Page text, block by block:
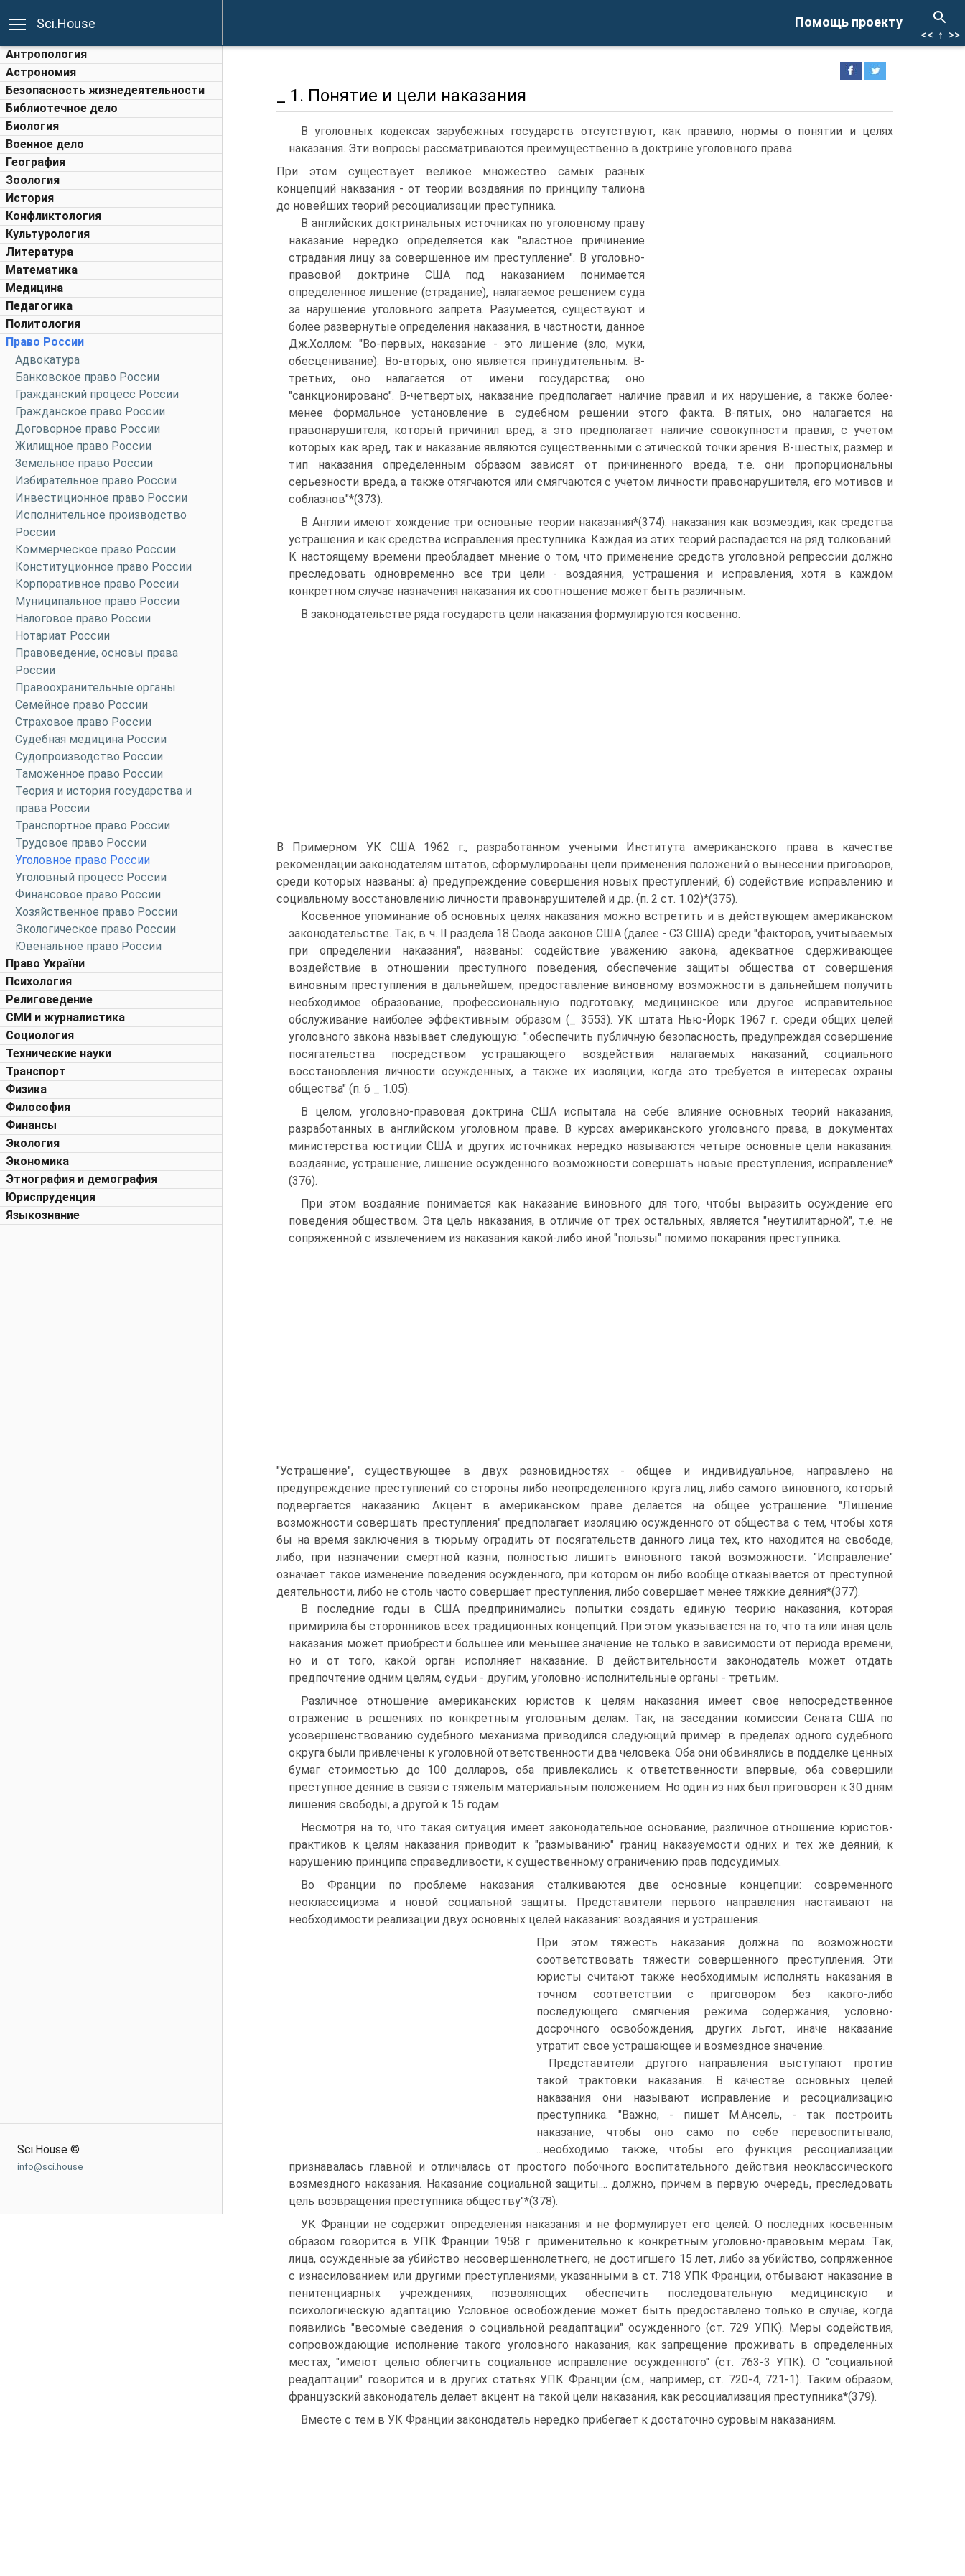
Помощь проекту
Sci.House
Антропология
Астрономия
Безопасность жизнедеятельности
Библиотечное дело
Биология
Военное дело
География
Зоология
История
Конфликтология
Культурология
Литература
Математика
Медицина
Педагогика
Политология
Право России
Адвокатура
Банковское право России
Гражданский процесс России
Гражданское право России
Договорное право России
Жилищное право России
Земельное право России
Избирательное право России
Инвестиционное право России
Исполнительное производство
России
Коммерческое право России
Конституционное право России
Корпоративное право России
Муниципальное право России
Налоговое право России
Нотариат России
Правоведение, основы права
России
Правоохранительные органы
Семейное право России
Страховое право России
Судебная медицина России
Судопроизводство России
Таможенное право России
Теория и история государства и
права России
Транспортное право России
Трудовое право России
Уголовное право России
Уголовный процесс России
Финансовое право России
Хозяйственное право России
Экологическое право России
Ювенальное право России
Право України
Психология
Религоведение
СМИ и журналистика
Социология
Технические науки
Транспорт
Физика
Философия
Финансы
Экология
Экономика
Этнография и демография
Юриспруденция
Языкознание
Sci.House ©
info@sci.house
<< ↑ >>
_ 1. Понятие и цели наказания
В уголовных кодексах зарубежных государств отсутствуют, как правило, нормы о понятии и целях
наказания. Эти вопросы рассматриваются преимущественно в доктрине уголовного права.
При этом существует великое множество самых разных
концепций наказания - от теории воздаяния по принципу талиона
до новейших теорий ресоциализации преступника.
В английских доктринальных источниках по уголовному праву
наказание нередко определяется как "властное причинение
страдания лицу за совершенное им преступление". В уголовно-
правовой доктрине США под наказанием понимается
определенное лишение (страдание), налагаемое решением суда
за нарушение уголовного запрета. Разумеется, существуют и
более развернутые определения наказания, в частности, данное
Дж.Холлом: "Во-первых, наказание - это лишение (зло, муки,
обесценивание). Во-вторых, оно является принудительным. В-
третьих, оно налагается от имени государства; оно
"санкционировано". В-четвертых, наказание предполагает наличие правил и их нарушение, а также более-
менее формальное установление в судебном решении этого факта. В-пятых, оно налагается на
правонарушителя, который причинил вред, а это предполагает наличие совокупности правил, с учетом
которых как вред, так и наказание являются существенными с этической точки зрения. В-шестых, размер и
тип наказания определенным образом зависят от причиненного вреда, т.е. они пропорциональны
серьезности вреда, а также отягчаются или смягчаются с учетом личности правонарушителя, его мотивов и
соблазнов"*(373).
В Англии имеют хождение три основные теории наказания*(374): наказания как возмездия, как средства
устрашения и как средства исправления преступника. Каждая из этих теорий распадается на ряд толкований.
К настоящему времени преобладает мнение о том, что применение средств уголовной репрессии должно
преследовать одновременно все три цели - воздаяния, устрашения и исправления, хотя в каждом
конкретном случае назначения наказания их соотношение может быть различным.
В законодательстве ряда государств цели наказания формулируются косвенно.
В Примерном УК США 1962 г., разработанном учеными Института американского права в качестве
рекомендации законодателям штатов, сформулированы цели применения положений о вынесении приговоров,
среди которых названы: а) предупреждение совершения новых преступлений, б) содействие исправлению и
социальному восстановлению личности правонарушителей и др. (п. 2 ст. 1.02)*(375).
Косвенное упоминание об основных целях наказания можно встретить и в действующем американском
законодательстве. Так, в ч. II раздела 18 Свода законов США (далее - СЗ США) среди "факторов, учитываемых
при определении наказания", названы: содействие уважению закона, адекватное сдерживающее
воздействие в отношении преступного поведения, обеспечение защиты общества от совершения
виновным преступления в дальнейшем, предоставление виновному возможности в дальнейшем получить
необходимое образование, профессиональную подготовку, медицинское или другое исправительное
обслуживание наиболее эффективным образом (_ 3553). УК штата Нью-Йорк 1967 г. среди общих целей
уголовного закона называет следующую: ":обеспечить публичную безопасность, предупреждая совершение
посягательства посредством устрашающего воздействия налагаемых наказаний, социального
восстановления личности осужденных, а также их изоляции, когда это требуется в интересах охраны
общества" (п. 6 _ 1.05).
В целом, уголовно-правовая доктрина США испытала на себе влияние основных теорий наказания,
разработанных в английском уголовном праве. В курсах американского уголовного права, в документах
министерства юстиции США и других источниках нередко называются четыре основные цели наказания:
воздаяние, устрашение, лишение осужденного возможности совершать новые преступления, исправление*
(376).
При этом воздаяние понимается как наказание виновного для того, чтобы выразить осуждение его
поведения обществом. Эта цель наказания, в отличие от трех остальных, является "неутилитарной", т.е. не
сопряженной с извлечением из наказания какой-либо иной "пользы" помимо покарания преступника.
"Устрашение", существующее в двух разновидностях - общее и индивидуальное, направлено на
предупреждение преступлений со стороны либо неопределенного круга лиц, либо самого виновного, который
подвергается наказанию. Акцент в американском праве делается на общее устрашение. "Лишение
возможности совершать преступления" предполагает изоляцию осужденного от общества с тем, чтобы хотя
бы на время заключения в тюрьму оградить от посягательств данного лица тех, кто находится на свободе,
либо, при назначении смертной казни, полностью лишить виновного такой возможности. "Исправление"
означает такое изменение поведения осужденного, при котором он либо вообще отказывается от преступной
деятельности, либо не столь часто совершает преступления, либо совершает менее тяжкие деяния*(377).
В последние годы в США предпринимались попытки создать единую теорию наказания, которая
примирила бы сторонников всех традиционных концепций. При этом указывается на то, что та или иная цель
наказания может приобрести большее или меньшее значение не только в зависимости от периода времени,
но и от того, какой орган исполняет наказание. В действительности законодатель может отдать
предпочтение одним целям, судьи - другим, уголовно-исполнительные органы - третьим.
Различное отношение американских юристов к целям наказания имеет свое непосредственное
отражение в решениях по конкретным уголовным делам. Так, на заседании комиссии Сената США по
усовершенствованию судебного механизма приводился следующий пример: в пределах одного судебного
округа были привлечены к уголовной ответственности два человека. Оба они обвинялись в подделке ценных
бумаг стоимостью до 100 долларов, оба привлекались к ответственности впервые, оба совершили
преступное деяние в связи с тяжелым материальным положением. Но один из них был приговорен к 30 дням
лишения свободы, а другой к 15 годам.
Несмотря на то, что такая ситуация имеет законодательное основание, различное отношение юристов-
практиков к целям наказания приводит к "размыванию" границ наказуемости одних и тех же деяний, к
нарушению принципа справедливости, к существенному ограничению прав подсудимых.
Во Франции по проблеме наказания сталкиваются две основные концепции: современного
неоклассицизма и новой социальной защиты. Представители первого направления настаивают на
необходимости реализации двух основных целей наказания: воздаяния и устрашения.
При этом тяжесть наказания должна по возможности
соответствовать тяжести совершенного преступления. Эти
юристы считают также необходимым исполнять наказания в
точном соответствии с приговором без какого-либо
последующего смягчения режима содержания, условно-
досрочного освобождения, других льгот, иначе наказание
утратит свое устрашающее и возмездное значение.
Представители другого направления выступают против
такой трактовки наказания. В качестве основных целей
наказания они называют исправление и ресоциализацию
преступника. "Важно, - пишет М.Ансель, - так построить
наказание, чтобы оно само по себе перевоспитывало;
...необходимо также, чтобы его функция ресоциализации
признавалась главной и отличалась от простого побочного воспитательного действия неоклассического
возмездного наказания. Наказание социальной защиты.... должно, причем в первую очередь, преследовать
цель возвращения преступника обществу"*(378).
УК Франции не содержит определения наказания и не формулирует его целей. О последних косвенным
образом говорится в УПК Франции 1958 г. применительно к конкретным уголовно-правовым мерам. Так,
лица, осужденные за убийство несовершеннолетнего, не достигшего 15 лет, либо за убийство, сопряженное
с изнасилованием или другими преступлениями, указанными в ст. 718 УПК Франции, отбывают наказание в
пенитенциарных учреждениях, позволяющих обеспечить последовательную медицинскую и
психологическую адаптацию. Условное освобождение может быть предоставлено только в случае, когда
появились "весомые сведения о социальной реадаптации" осужденного (ст. 729 УПК). Меры содействия,
сопровождающие исполнение такого уголовного наказания, как запрещение проживать в определенных
местах, "имеют целью облегчить социальное исправление осужденного" (ст. 763-3 УПК). О "социальной
реадаптации" говорится и в других статьях УПК Франции (см., например, ст. 720-4, 721-1). Таким образом,
французский законодатель делает акцент на такой цели наказания, как ресоциализация преступника*(379).
Вместе с тем в УК Франции законодатель нередко прибегает к достаточно суровым наказаниям.